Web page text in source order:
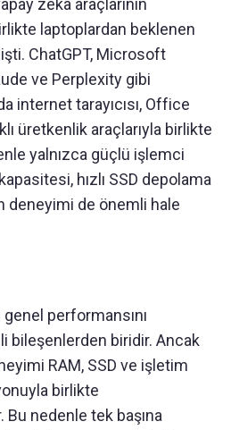
zekâ araçlarının
laptoplardan beklenen
ChatGPT, Microsoft
ve Perplexity gibi
internet tarayıcısı, Office
üretkenlik araçlarıyla birlikte
yalnızca güçlü işlemci
hızlı SSD depolama
deneyimi de önemli hale
performansını
bileşenlerden biridir. Ancak
RAM, SSD ve işletim
birlikte
nedenle tek başına